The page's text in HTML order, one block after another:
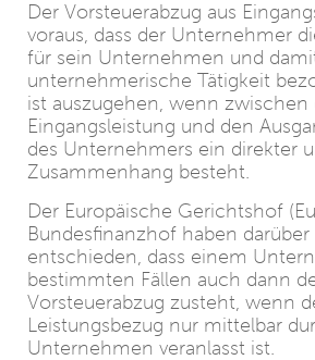
Der Vorsteuerabzug aus
voraus, dass der Unternehmer
für sein Unternehmen und
unternehmerische Tätigkeit
ist auszugehen, wenn zwischen
Eingangsleistung und den
des Unternehmers ein direkter
Zusammenhang besteht.
Der Europäische Gerichtshof
Bundesfinanzhof haben darüber
entschieden, dass einem
bestimmten Fällen auch dann
Vorsteuerabzug zusteht, wenn
Leistungsbezug nur mittelbar
Unternehmen veranlasst ist.